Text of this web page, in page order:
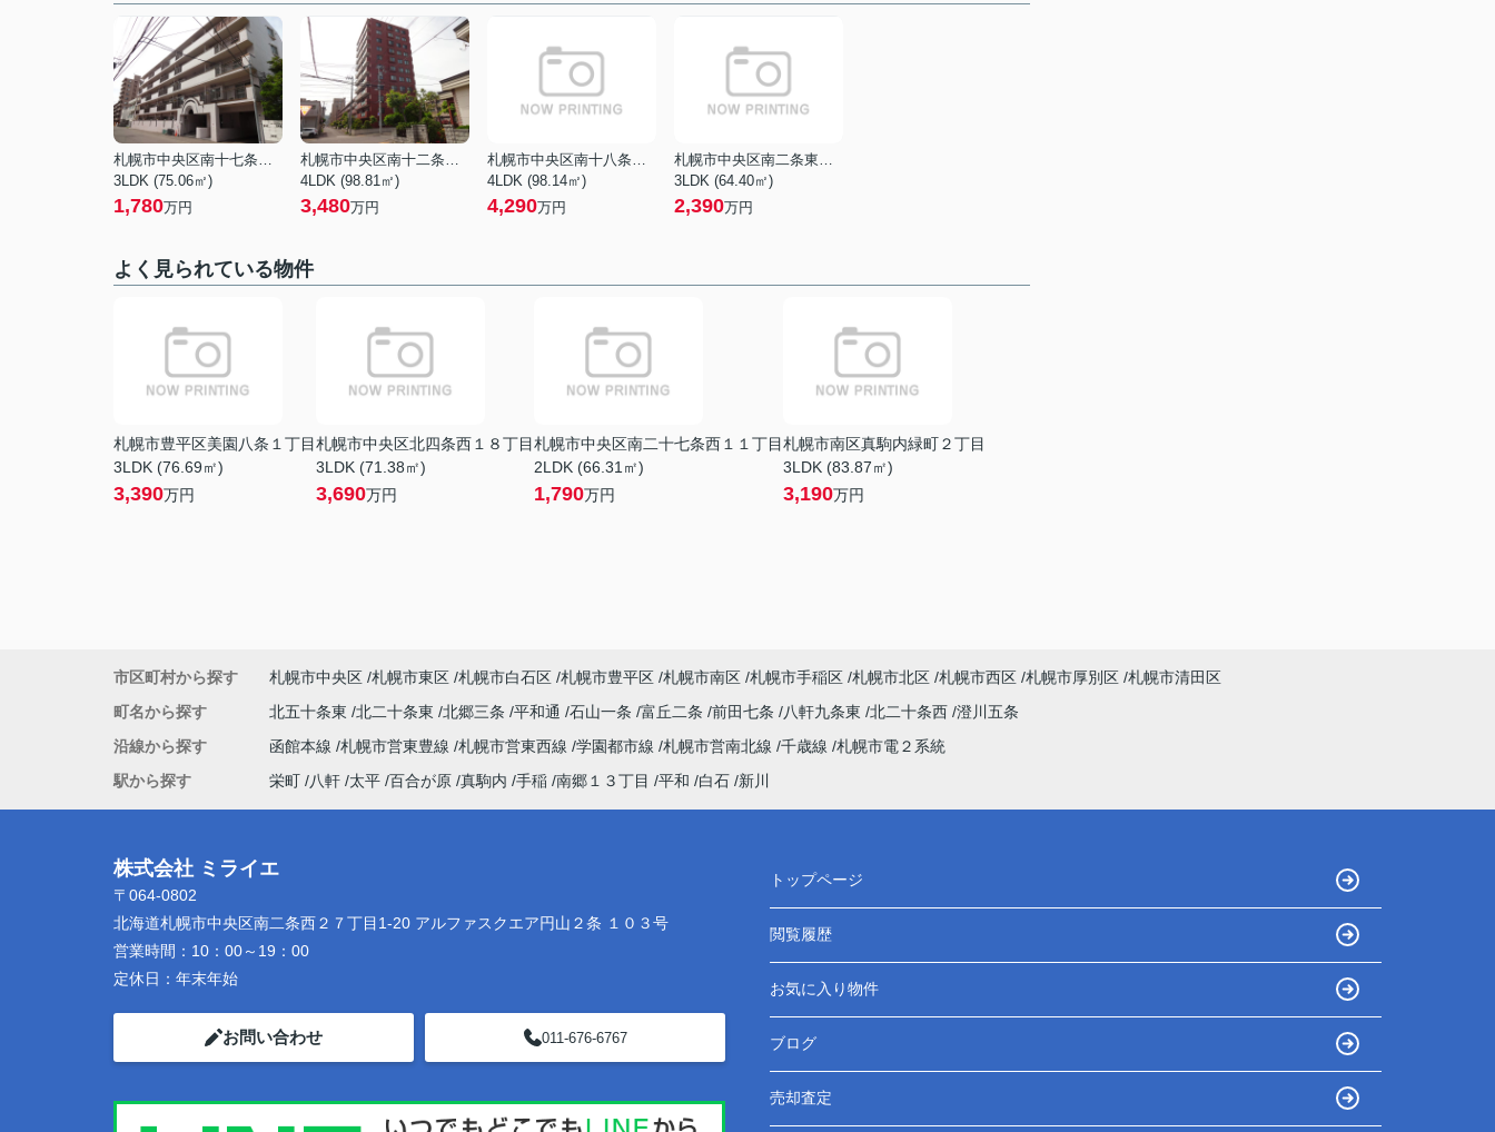
札幌市中央区南十七条西１２丁目
3LDK (75.06㎡)
1,780万円
札幌市中央区南十二条西１３丁目
4LDK (98.81㎡)
3,480万円
札幌市中央区南十八条西１７丁目
4LDK (98.14㎡)
4,290万円
札幌市中央区南二条東６丁目
3LDK (64.40㎡)
2,390万円
よく見られている物件
札幌市豊平区美園八条１丁目
3LDK (76.69㎡)
3,390万円
札幌市中央区北四条西１８丁目
3LDK (71.38㎡)
3,690万円
札幌市中央区南二十七条西１１丁目
2LDK (66.31㎡)
1,790万円
札幌市南区真駒内緑町２丁目
3LDK (83.87㎡)
3,190万円
市区町村から探す 札幌市中央区 札幌市東区 札幌市白石区 札幌市豊平区 札幌市南区 札幌市手稲区 札幌市北区 札幌市西区 札幌市厚別区 札幌市清田区
町名から探す
北五十条東 北二十条東 北郷三条 平和通 石山一条 富丘二条 前田七条 八軒九条東 北二十条西 澄川五条
沿線から探す
函館本線 札幌市営東豊線 札幌市営東西線 学園都市線 札幌市営南北線 千歳線 札幌市電２系統
駅から探す
栄町 八軒 太平 百合が原 真駒内 手稲 南郷１３丁目 平和 白石 新川
株式会社 ミライエ
〒064-0802
北海道札幌市中央区南二条西２７丁目1-20 アルファスクエア円山２条 １０３号
営業時間： 10：00～19：00
定休日： 年末年始
お問い合わせ 011-676-6767
トップページ
閲覧履歴
お気に入り物件
ブログ
売却査定